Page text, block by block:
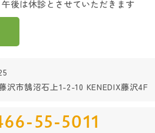
後は休診とさせていただきます
沢市鵠沼石上1-2-10 KENEDIX藤沢4F
55-5011